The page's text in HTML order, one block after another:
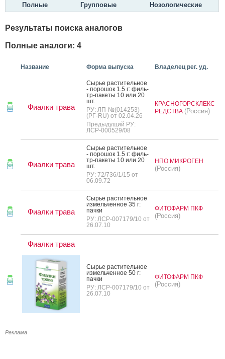
Полные Групповые Нозологические
Результаты поиска аналогов
Полные аналоги: 4
Название Форма выпуска Владелец рег. уд.
Фиалки трава
Сырье рас­ти­тель­ное
- по­рошок 1.5 г: филь­
тр-па­кеты 10 или 20
шт.
РУ: ЛП-№(014253)-
(РГ-RU) от 02.04.26
Предыдущий РУ:
ЛСР-000529/08
КРАСНОГОРСКЛЕКС
РЕДСТВА (Россия)
Фиалки трава
Сырье рас­ти­тель­ное
- по­рошок 1.5 г: филь­
тр-па­кеты 10 или 20
шт.
РУ: 72/736/1/15 от
06.09.72
НПО МИКРОГЕН
(Россия)
Фиалки трава
Сырье рас­ти­тель­ное
из­мель­чен­ное 35 г:
пач­ки
РУ: ЛСР-007179/10 от
26.07.10
ФИТОФАРМ ПКФ
(Россия)
Фиалки трава
Сырье рас­ти­тель­ное
из­мель­чен­ное 50 г:
пач­ки
РУ: ЛСР-007179/10 от
26.07.10
ФИТОФАРМ ПКФ
(Россия)
Реклама